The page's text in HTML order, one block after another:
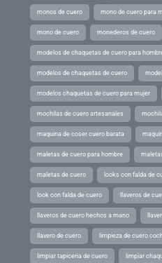
monos de cuero mono de cuero para
mono de cuero monederos de cuero
modelos de chaquetas de cuero para
modelos de chaquetas de cuero
modelos chaquetas de cuero para mujer
mochilas de cuero artesanales
maquina de coser cuero barata
maletas de cuero para hombre
maletas de cuero looks con falda de
look con falda de cuero llaveros de
llaveros de cuero hechos a mano
llavero de cuero limpieza de cuero
limpiar tapiceria de cuero limpiar